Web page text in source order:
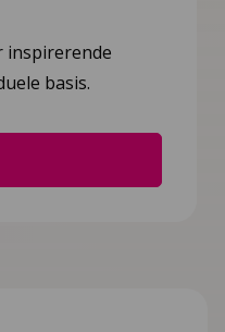
inspirerende
basis.